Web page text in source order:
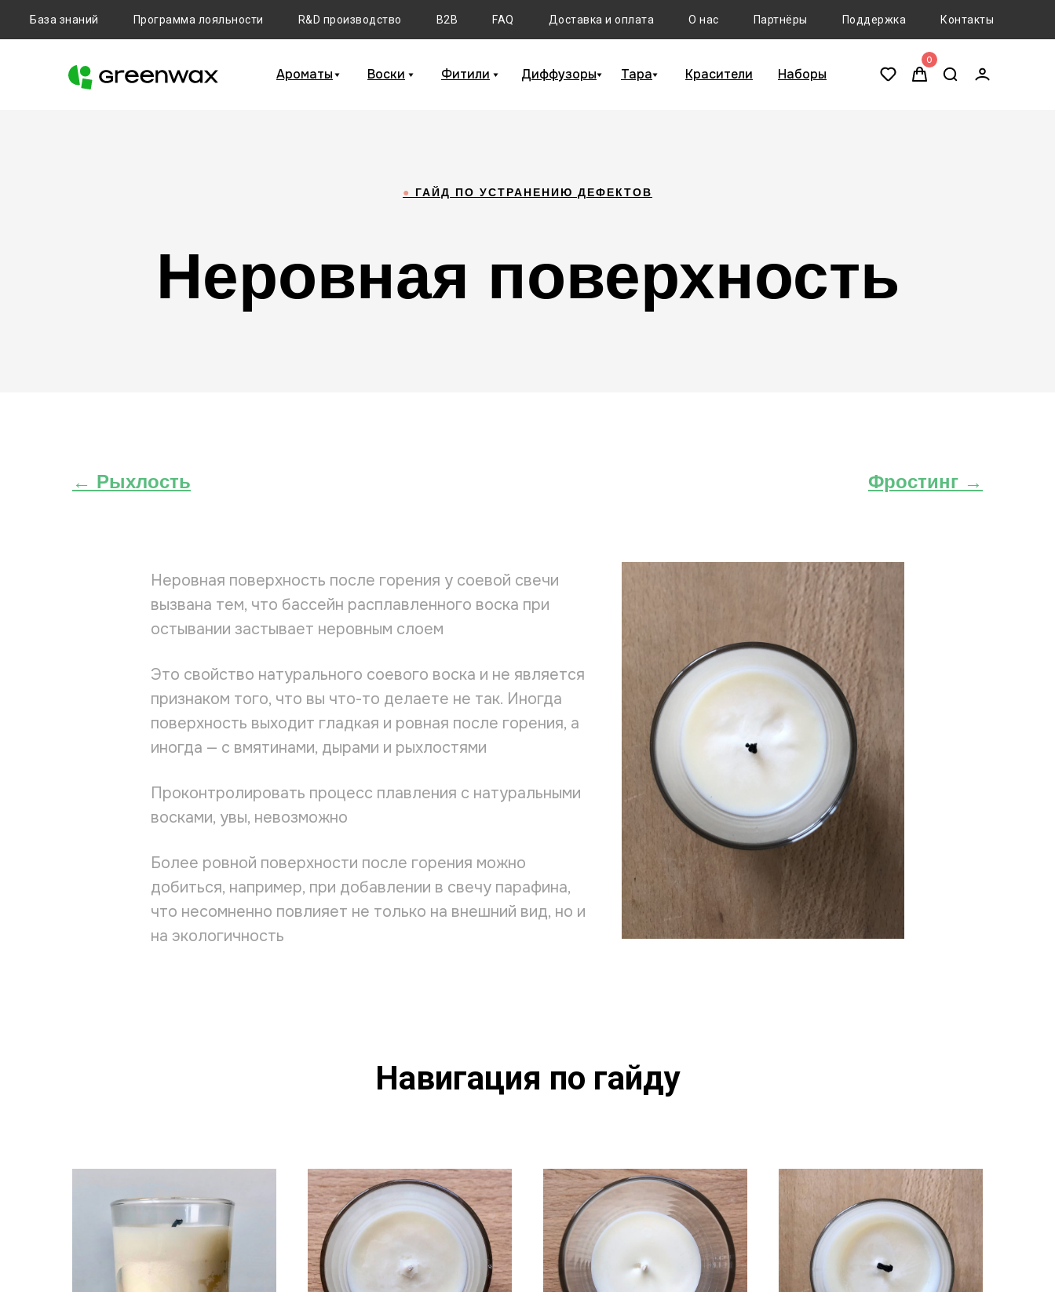
База знаний Программа лояльности R&D производство B2B FAQ Доставка и оплата О нас Партнёры Поддержка Контакты
0
Фитили Диффузоры Наборы
Ароматы Красители
Воски Тара
Неровная поверхность
● ГАЙД ПО УСТРАНЕНИЮ ДЕФЕКТОВ
← Рыхлость Фростинг →
Неровная поверхность после горения у соевой свечи
вызвана тем, что бассейн расплавленного воска при
остывании застывает неровным слоем
Это свойство натурального соевого воска и не является
признаком того, что вы что-то делаете не так. Иногда
поверхность выходит гладкая и ровная после горения, а
иногда — с вмятинами, дырами и рыхлостями
Проконтролировать процесс плавления с натуральными
восками, увы, невозможно
Более ровной поверхности после горения можно
добиться, например, при добавлении в свечу парафина,
что несомненно повлияет не только на внешний вид, но и
на экологичность
Навигация по гайду